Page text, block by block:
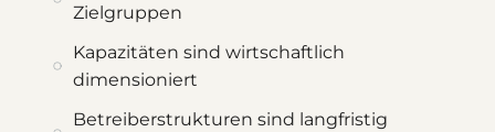
Zielgruppen
Kapazitäten sind wirtschaftlich
dimensioniert
Betreiberstrukturen sind langfristig